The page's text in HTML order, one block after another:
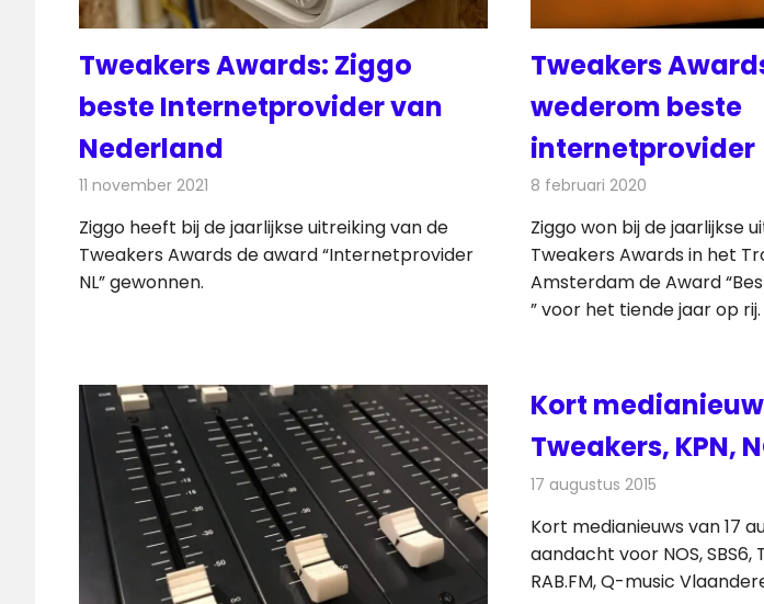
Tweakers Awards: Ziggo
beste Internetprovider van
Nederland
11 november 2021
Ziggo heeft bij de jaarlijkse uitreiking van de
Tweakers Awards de award “Internetprovider
NL” gewonnen.
Tweakers
wederom beste
internetprovider
8 februari 2020
Ziggo won bij de jaarlijkse
Tweakers Awards in het
Amsterdam de Award
” voor het tiende jaar op rij.
Kort
Tweakers, KPN,
17 augustus 2015
Kort medianieuws van 17
aandacht voor NOS, SBS6,
RAB.FM, Q-music